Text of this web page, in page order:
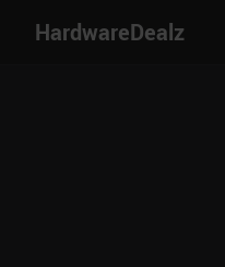
HardwareDealz